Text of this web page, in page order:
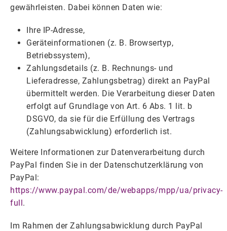
gewährleisten. Dabei können Daten wie:
Ihre IP-Adresse,
Geräteinformationen (z. B. Browsertyp,
Betriebssystem),
Zahlungsdetails (z. B. Rechnungs- und
Lieferadresse, Zahlungsbetrag) direkt an PayPal
übermittelt werden. Die Verarbeitung dieser Daten
erfolgt auf Grundlage von Art. 6 Abs. 1 lit. b
DSGVO, da sie für die Erfüllung des Vertrags
(Zahlungsabwicklung) erforderlich ist.
Weitere Informationen zur Datenverarbeitung durch
PayPal finden Sie in der Datenschutzerklärung von
PayPal:
https://www.paypal.com/de/webapps/mpp/ua/privacy-
full.
Im Rahmen der Zahlungsabwicklung durch PayPal